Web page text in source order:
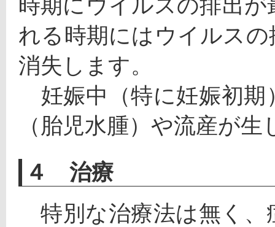
時期にウイルスの排出
れる時期にはウイルス
消失します。
妊娠中（特に妊娠初期
（胎児水腫）や流産が
４ 治療
特別な治療法は無く、